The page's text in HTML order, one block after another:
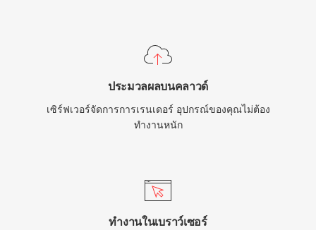
ประมวลผลบนคลาวด์
เซิร์ฟเวอร์จัดการการเรนเดอร์ อุปกรณ์ของคุณไม่ต้อง
ทำงานหนัก
ทำงานในเบราว์เซอร์